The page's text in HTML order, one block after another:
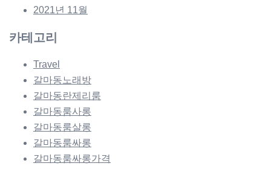
2021년 11월
카테고리
Travel
갈마동노래방
갈마동란제리룸
갈마동룸사롱
갈마동룸살롱
갈마동룸싸롱
갈마동룸싸롱가격